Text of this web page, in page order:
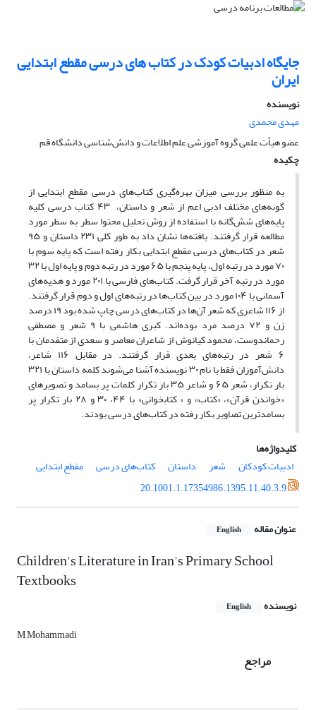
جایگاه ادبیات کودک در کتاب های درسی مقطع ابتدایی
ایران
نویسنده
مهدی محمدی
عضو هیأت علمی گروه آموزشی علم اطلاعات و دانش‌شناسی دانشگاه قم
چکیده
به منظور بررسی میزان بهره‌گیری کتاب‌های درسی مقطع ابتدایی از
گونه‌های مختلف ادبی اعم از شعر و داستان، ۴۳ کتاب درسی کلیه
پایه‌های شش‌گانه با استفاده از روش تحلیل محتوا سطر به سطر مورد
مطالعه قرار گرفتند. یافته‌ها نشان داد به طور کلی ۲۳۱ داستان و ۹۵
شعر در کتاب‌های درسی مقطع ابتدایی بکار رفته است که پایه سوم با
۷۰ مورد در رتبه اول، پایه پنجم با ۶۵ مورد در رتبه دوم و پایه اول با ۳۲
مورد در رتبه آخر قرار گرفت. کتاب‌های فارسی با ۲۰۱ مورد و هدیه‌های
آسمانی با ۱۰۴ مورد در بین کتاب‌ها در رتبه‌های اول و دوم قرار گرفتند.
از ۱۱۶ شاعری که شعر آن‌ها در کتاب‌های درسی چاپ شده بود ۱۹ درصد
زن و ۷۲ درصد مرد بوده‌اند. کبری هاشمی با ۹ شعر و مصطفی
رحماندوست، محمود کیانوش از شاعران معاصر و سعدی از متقدمان با
۶ شعر در رتبه‌های بعدی قرار گرفتند. در مقابل ۱۱۶ شاعر،
دانش‌آموزان فقط با نام ۳۰ نویسنده آشنا می‌شوند کلمه داستان با ۳۲۱
بار تکرار، شعر ۶۵ و شاعر ۳۵ بار تکرار کلمات پر بسامد و تصویرهای
«خواندن قرآن»، «کتاب» و « کتابخوانی» با ۴۴، ۳۰ و ۲۸ بار تکرار پر
بسامدترین تصاویر بکار رفته در کتاب‌های درسی بودند.
کلیدواژه‌ها
ادبیات کودکان
شعر داستان کتاب‌های درسی
مقطع ابتدایی
20.1001.1.17354986.1395.11.40.3.9
عنوان مقاله English
Children's Literature in Iran's Primary School
Textbooks
نویسنده English
M Mohammadi
مراجع